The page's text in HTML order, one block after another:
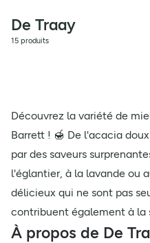
De Traay
15 produits
Découvrez la variété de
Barrett ! 🍯 De l'acacia
par des saveurs
l'églantier, à la lavande ou
délicieux qui ne sont pas
contribuent également à la
À propos de De